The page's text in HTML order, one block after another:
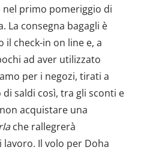
nel primo pomeriggio di
La consegna bagagli è
check-in on line e, a
ad aver utilizzato
per i negozi, tirati a
di saldi così, tra gli sconti e
acquistare una
che rallegrerà
Il volo per Doha